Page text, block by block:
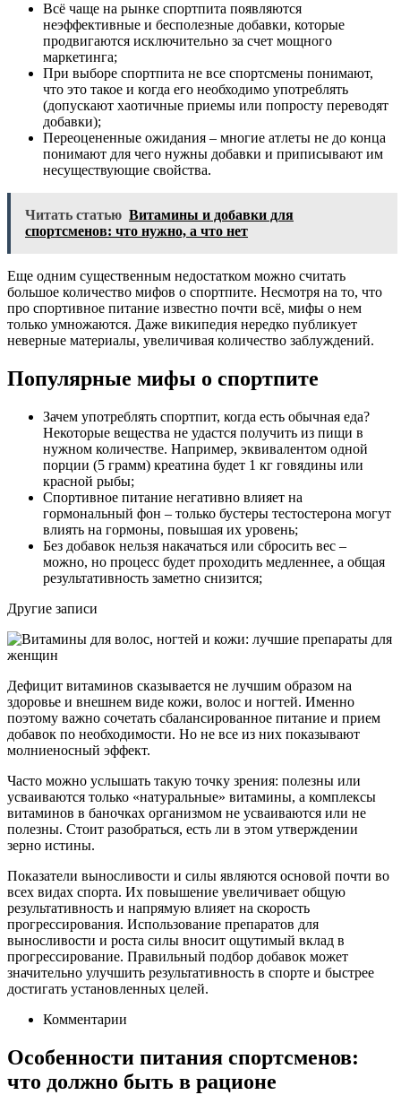
Всё чаще на рынке спортпита появляются
неэффективные и бесполезные добавки, которые
продвигаются исключительно за счет мощного
маркетинга;
При выборе спортпита не все спортсмены понимают,
что это такое и когда его необходимо употреблять
(допускают хаотичные приемы или попросту переводят
добавки);
Переоцененные ожидания – многие атлеты не до конца
понимают для чего нужны добавки и приписывают им
несуществующие свойства.
Читать статью Витамины и добавки для
спортсменов: что нужно, а что нет
Еще одним существенным недостатком можно считать
большое количество мифов о спортпите. Несмотря на то, что
про спортивное питание известно почти всё, мифы о нем
только умножаются. Даже википедия нередко публикует
неверные материалы, увеличивая количество заблуждений.
Популярные мифы о спортпите
Зачем употреблять спортпит, когда есть обычная еда?
Некоторые вещества не удастся получить из пищи в
нужном количестве. Например, эквивалентом одной
порции (5 грамм) креатина будет 1 кг говядины или
красной рыбы;
Спортивное питание негативно влияет на
гормональный фон – только бустеры тестостерона могут
влиять на гормоны, повышая их уровень;
Без добавок нельзя накачаться или сбросить вес –
можно, но процесс будет проходить медленнее, а общая
результативность заметно снизится;
Другие записи
Дефицит витаминов сказывается не лучшим образом на
здоровье и внешнем виде кожи, волос и ногтей. Именно
поэтому важно сочетать сбалансированное питание и прием
добавок по необходимости. Но не все из них показывают
молниеносный эффект.
Часто можно услышать такую точку зрения: полезны или
усваиваются только «натуральные» витамины, а комплексы
витаминов в баночках организмом не усваиваются или не
полезны. Стоит разобраться, есть ли в этом утверждении
зерно истины.
Показатели выносливости и силы являются основой почти во
всех видах спорта. Их повышение увеличивает общую
результативность и напрямую влияет на скорость
прогрессирования. Использование препаратов для
выносливости и роста силы вносит ощутимый вклад в
прогрессирование. Правильный подбор добавок может
значительно улучшить результативность в спорте и быстрее
достигать установленных целей.
Комментарии
Особенности питания спортсменов:
что должно быть в рационе